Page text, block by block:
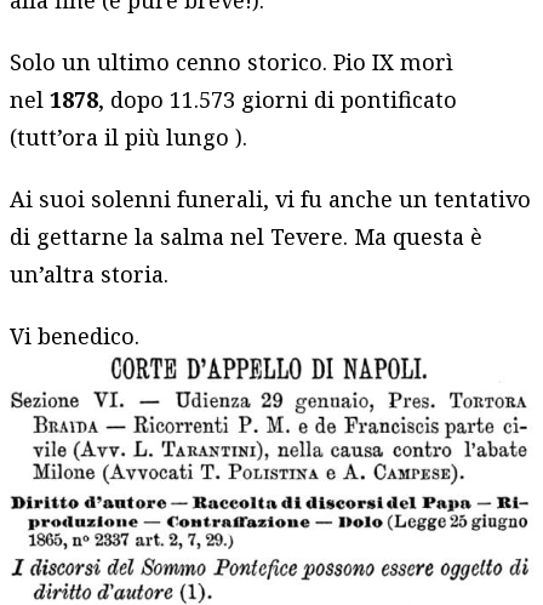
Solo un ultimo cenno storico. Pio IX morì
nel1878, dopo 11.573 giorni di pontificato
(tutt’ora il più lungo ).
Ai suoi solenni funerali, vi fu anche un tentativo
di gettarne la salma nel Tevere. Ma questa è
un’altra storia.
Vi benedico.